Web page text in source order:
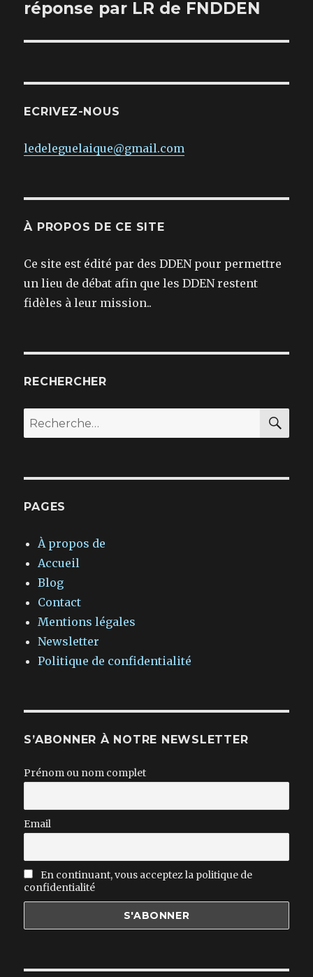
réponse par LR de FNDDEN
ECRIVEZ-NOUS
ledeleguelaique@gmail.com
À PROPOS DE CE SITE
Ce site est édité par des DDEN pour permettre
un lieu de débat afin que les DDEN restent
fidèles à leur mission..
RECHERCHER
Recherche
pour :
PAGES
À propos de
Accueil
Blog
Contact
Mentions légales
Newsletter
Politique de confidentialité
S’ABONNER À NOTRE NEWSLETTER
Prénom ou nom complet
Email
En continuant, vous acceptez la politique de
confidentialité